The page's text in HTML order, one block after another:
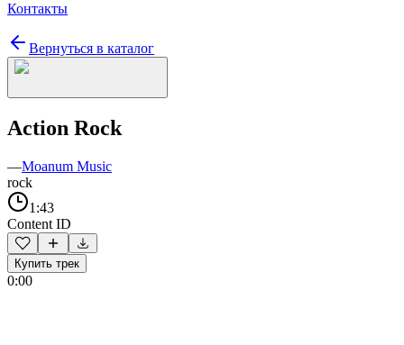
Контакты
Вернуться в каталог
Action Rock
—Moanum Music
rock
1:43
Content ID
Купить трек
0:00